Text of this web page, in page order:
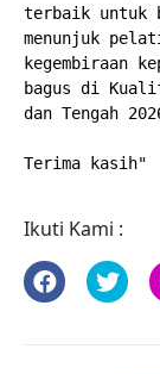
terbaik untuk
menunjuk
kegembiraan
bagus di
dan Tengah
Terima kasih"
Ikuti Kami :